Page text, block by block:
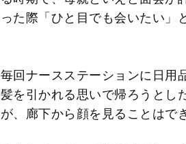
た際「ひと目でも会いたい」
回ナースステーションに日用
を引かれる思いで帰ろうとし
、廊下から顔を見ることはで